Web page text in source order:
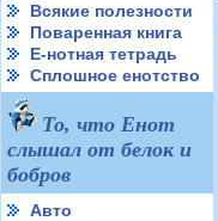
Всякие полезности
Поваренная книга
Е-нотная тетрадь
Сплошное енотство
То, что Енот
слышал от белок и
бобров
Авто